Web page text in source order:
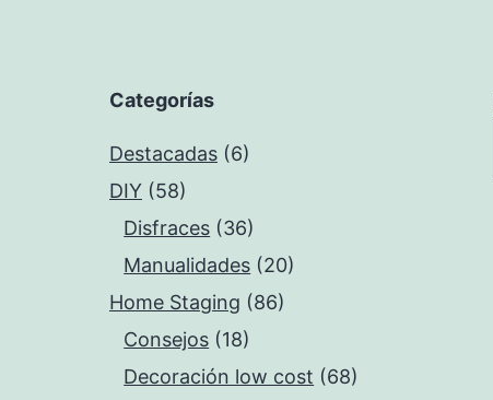
Categorías
Destacadas (6)
DIY (58)
Disfraces (36)
Manualidades (20)
Home Staging (86)
Consejos (18)
Decoración low cost (68)